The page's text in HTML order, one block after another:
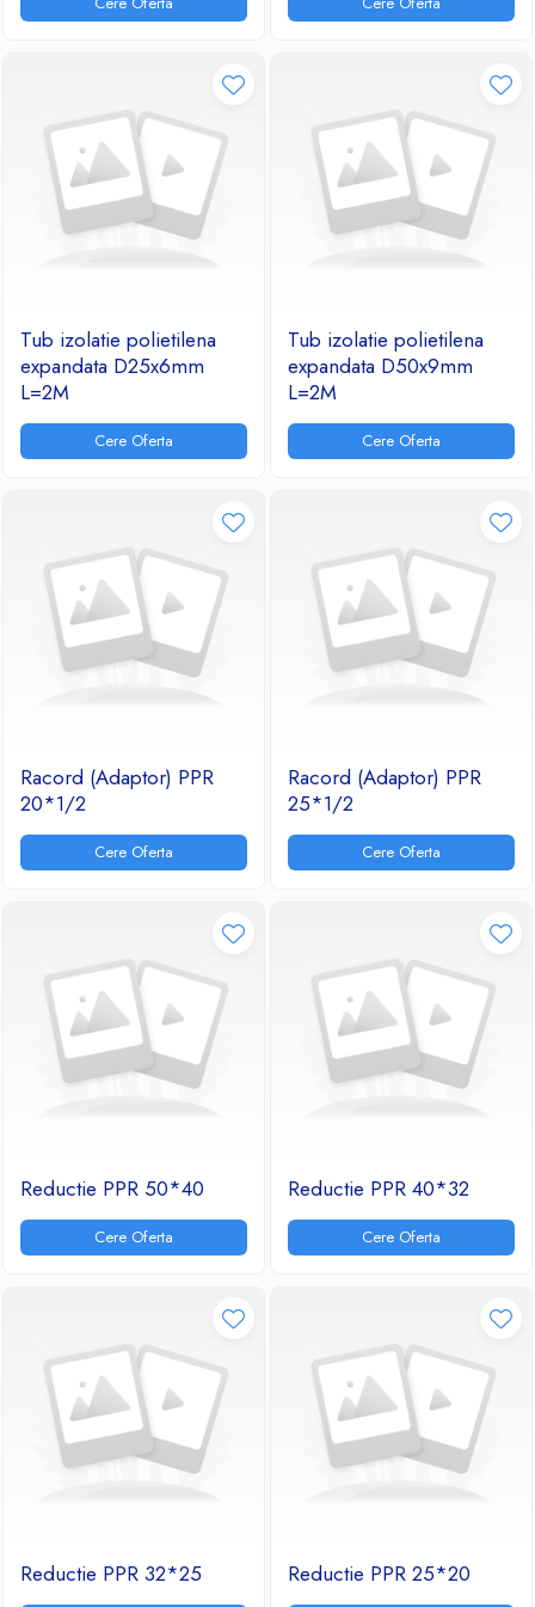
Ventilatoare
Tub izolatie polietilena
expandata D25x6mm
L=2M
Cere Oferta
Tub izolatie polietilena
expandata D50x9mm
L=2M
Cere Oferta
Racord (Adaptor) PPR
20*1/2
Cere Oferta
Racord (Adaptor) PPR
25*1/2
Cere Oferta
Reductie PPR 50*40
Cere Oferta
Reductie PPR 40*32
Cere Oferta
Reductie PPR 32*25 Reductie PPR 25*20